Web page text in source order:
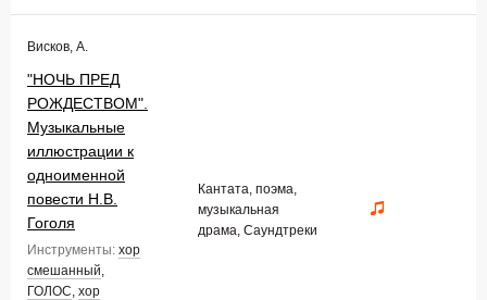
Висков, А.
"НОЧЬ ПРЕД
РОЖДЕСТВОМ".
Музыкальные
иллюстрации к
одноименной
повести Н.В.
Гоголя
Инструменты: хор
смешанный,
ГОЛОС, хор
Кантата, поэма,
музыкальная
драма, Саундтреки